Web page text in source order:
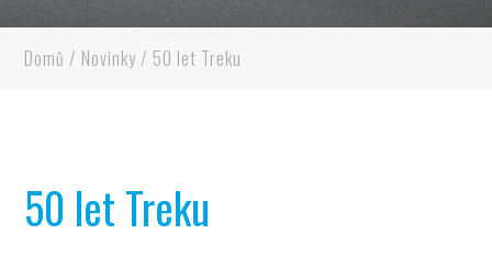
Domů / Novinky / 50 let Treku
50 let Treku